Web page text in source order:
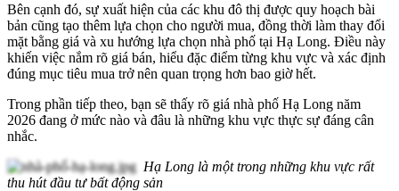
Bên cạnh đó, sự xuất hiện của các khu đô thị được quy hoạch bài
bản cũng tạo thêm lựa chọn cho người mua, đồng thời làm thay đổi
mặt bằng giá và xu hướng lựa chọn nhà phố tại Hạ Long. Điều này
khiến việc nắm rõ giá bán, hiểu đặc điểm từng khu vực và xác định
đúng mục tiêu mua trở nên quan trọng hơn bao giờ hết.
Trong phần tiếp theo, bạn sẽ thấy rõ giá nhà phố Hạ Long năm
2026 đang ở mức nào và đâu là những khu vực thực sự đáng cân
nhắc.
Hạ Long là một trong những khu vực rất
thu hút đầu tư bất động sản